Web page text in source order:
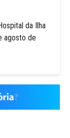
da Ilha
agosto de